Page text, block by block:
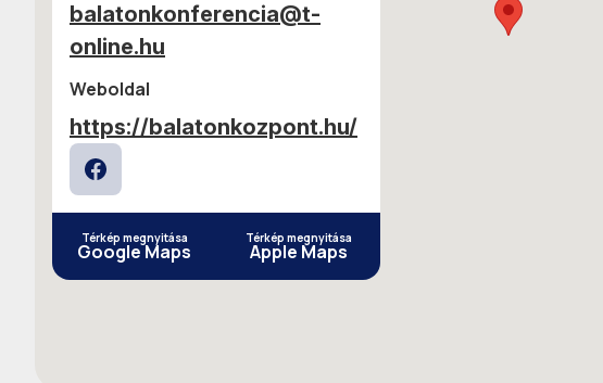
balatonkonferencia@t-
online.hu
Weboldal
https://balatonkozpont.hu/
Térkép megnyitása
Google Maps
Térkép megnyitása
Apple Maps